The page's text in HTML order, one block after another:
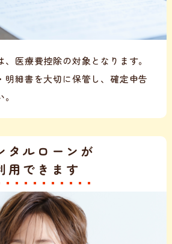
医療費控除の対象となります。
明細書を大切に保管し、確定申告
タルローンが
用できます